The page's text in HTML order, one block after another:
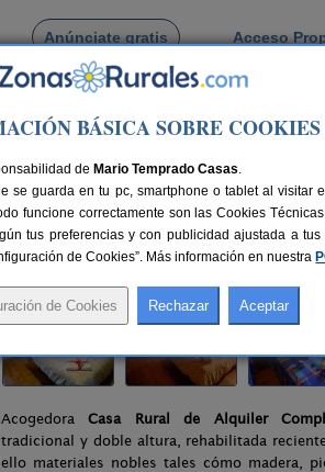
Anúnciate gratis Acceso
Valles
AcogedoraCasa Rural de Alquiler
tradicional y doble altura, rehabilitada
ello materiales nobles tales cómo madera,
BÁSICA SOBRE COOKIES
de Mario Temprado Casas.
guarda en tu pc, smartphone o tablet al visitar
funcione correctamente son las Cookies
tus preferencias y con publicidad ajustada a
de Cookies”. Más información en nuestra